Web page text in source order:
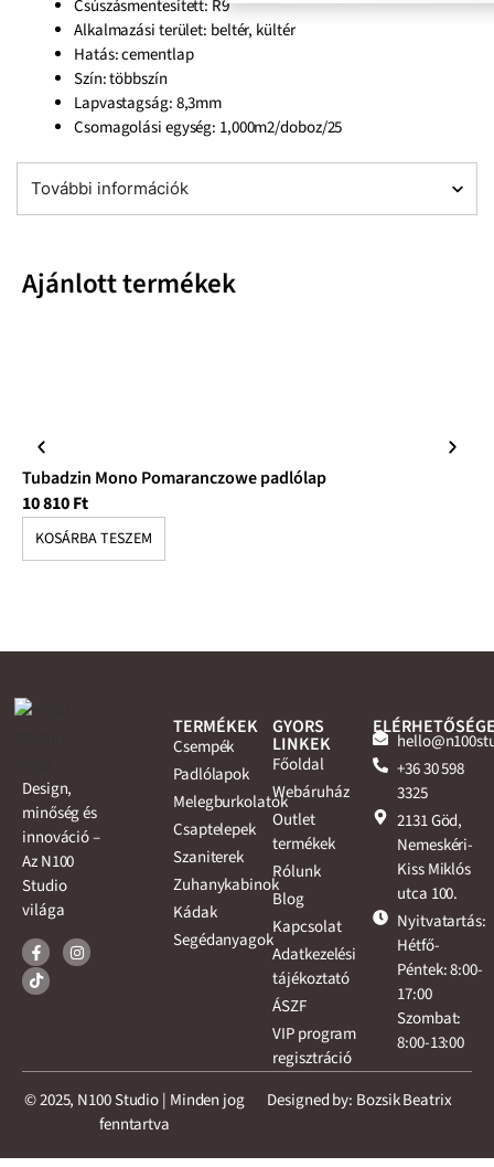
Csúszásmentesített: R9
Alkalmazási terület: beltér, kültér
Hatás: cementlap
Szín:többszín
Lapvastagság:8,3mm
Csomagolási egység: 1,000m2/doboz/25
További információk
Ajánlott termékek
Tubadzin Mono Pomaranczowe padlólap
10 810Ft
KOSÁRBA TESZEM
Design,
minőség és
innováció –
Az N100
Studio
világa
TERMÉKEK
Csempék
Padlólapok
Melegburkolatok
Csaptelepek
Szaniterek
Zuhanykabinok
Kádak
Segédanyagok
GYORS
LINKEK
Főoldal
Webáruház
Outlet
termékek
Rólunk
Blog
Kapcsolat
Adatkezelési
tájékoztató
ÁSZF
VIP program
regisztráció
+36 30 598
3325
2131 Göd,
Nemeskéri-
Kiss Miklós
utca 100.
Nyitvatartás:
Hétfő-
Péntek: 8:00-
17:00
Szombat:
8:00-13:00
© 2025, N100 Studio | Minden jog
fenntartva
Designed by: Bozsik Beatrix